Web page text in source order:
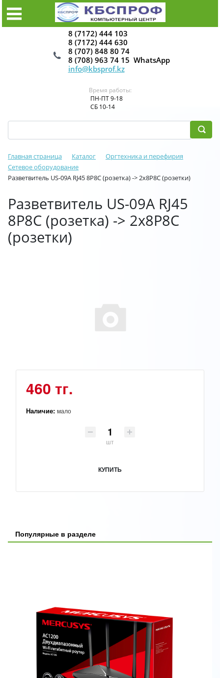
8 (7172) 444 103
8 (7172) 444 630
8 (707) 848 80 74
8 (708) 963 74 15 WhatsApp
info@kbsprof.kz
Время работы:
ПН-ПТ 9-18
СБ 10-14
Главная страница Каталог
Оргтехника и перефирия
Сетевое оборудование
Разветвитель US-09A RJ45 8P8C (розетка) -> 2x8P8C (розетки)
Разветвитель US-09A RJ45
8P8C (розетка) -> 2x8P8C
(розетки)
460 тг.
Наличие: мало
шт
КУПИТЬ
Популярные в разделе